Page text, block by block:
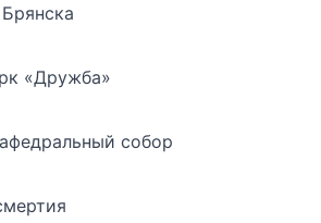
«Дружба»
собор